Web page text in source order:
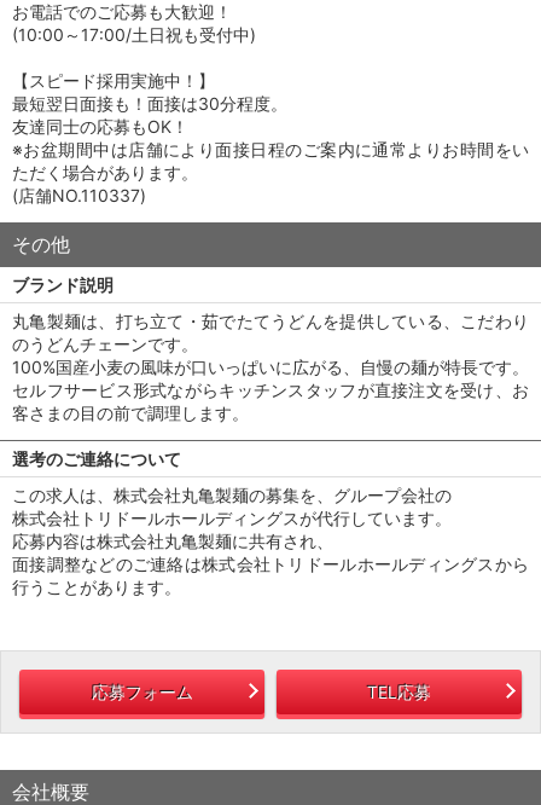
お電話でのご応募も大歓迎！
(10:00～17:00/土日祝も受付中)
【スピード採用実施中！】
最短翌日面接も！面接は30分程度。
友達同士の応募もOK！
※お盆期間中は店舗により面接日程のご案内に通常よりお時間をい
ただく場合があります。
(店舗NO.110337)
その他
ブランド説明
丸亀製麺は、打ち立て・茹でたてうどんを提供している、こだわり
のうどんチェーンです。
100%国産小麦の風味が口いっぱいに広がる、自慢の麺が特長です。
セルフサービス形式ながらキッチンスタッフが直接注文を受け、お
客さまの目の前で調理します。
選考のご連絡について
この求人は、株式会社丸亀製麺の募集を、グループ会社の
株式会社トリドールホールディングスが代行しています。
応募内容は株式会社丸亀製麺に共有され、
面接調整などのご連絡は株式会社トリドールホールディングスから
行うことがあります。
応募フォーム TEL応募
会社概要